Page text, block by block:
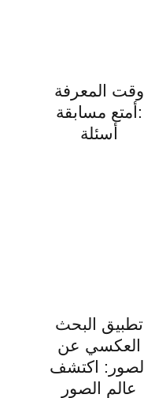
وقت المعرفة
:أمتع مسابقة
أسئلة
تطبيق البحث
العكسي عن
الصور: اكتشف
عالم الصور